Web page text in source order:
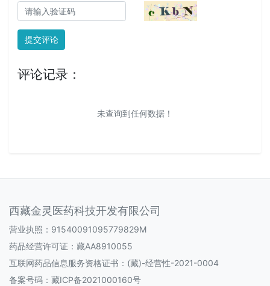
提交评论
评论记录：
未查询到任何数据！
西藏金灵医药科技开发有限公司
营业执照：91540091095779829M
药品经营许可证： 藏AA8910055
互联网药品信息服务资格证书： (藏)-经营性-2021-0004
备案号码： 藏ICP备2021000160号